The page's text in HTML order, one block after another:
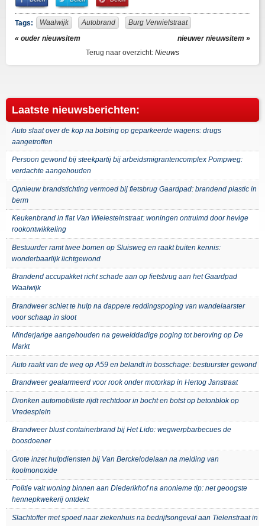
on
Facebook
on
Twitter
It!
Tags: Waalwijk Autobrand
Burg Verwielstraat
« ouder nieuwsitem
nieuwer nieuwsitem »
Terug naar overzicht: Nieuws
Laatste nieuwsberichten:
Auto slaat over de kop na botsing op geparkeerde wagens: drugs
aangetroffen
Persoon gewond bij steekpartij bij arbeidsmigrantencomplex Pompweg:
verdachte aangehouden
Opnieuw brandstichting vermoed bij fietsbrug Gaardpad: brandend plastic in
berm
Keukenbrand in flat Van Wielesteinstraat: woningen ontruimd door hevige
rookontwikkeling
Bestuurder ramt twee bomen op Sluisweg en raakt buiten kennis:
wonderbaarlijk lichtgewond
Brandend accupakket richt schade aan op fietsbrug aan het Gaardpad
Waalwijk
Brandweer schiet te hulp na dappere reddingspoging van wandelaarster
voor schaap in sloot
Minderjarige aangehouden na gewelddadige poging tot beroving op De
Markt
Auto raakt van de weg op A59 en belandt in bosschage: bestuurster gewond
Brandweer gealarmeerd voor rook onder motorkap in Hertog Janstraat
Dronken automobiliste rijdt rechtdoor in bocht en botst op betonblok op
Vredesplein
Brandweer blust containerbrand bij Het Lido: wegwerpbarbecues de
boosdoener
Grote inzet hulpdiensten bij Van Berckelodelaan na melding van
koolmonoxide
Politie valt woning binnen aan Diederikhof na anonieme tip: net geoogste
hennepkwekerij ontdekt
Slachtoffer met spoed naar ziekenhuis na bedrijfsongeval aan Tielenstraat in